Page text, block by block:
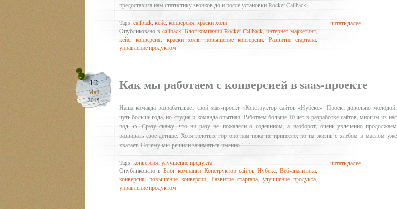
предоставила нам статистику звонков до и после установки Rocket Callback.
Tags:callback,кейс,конверсия,краски холи
Опубликовано вcallback Блог компании Rocket Callback,интернет-маркетинг
кейс ,конверсия краски холи повышение конверсии Развитие стартапа
управление продуктом
читать далее
12
Май
2015
Как мы работаем с конверсией в saas-проекте
Наша команда разрабатывает свой saas-проект «Конструктор сайтов «Нубекс». Проект довольно молодой,
чуть больше года, но студия и команда опытная. Работаем больше 10 лет в разработке сайтов, многим из нас
под 35. Сразу скажу, что ни разу не пожалели о содеянном, а наоборот, очень увлеченно продолжаем
развивать свое детище. Хотя золотых гор оно нам пока не принесло, но на жизнь с хлебом и маслом уже
хватает. Почему мы решили заниматься именно […]
Tags:конверсия,улучшение продукта
Опубликовано вБлог компании Конструктор сайтов Нубекс,Веб-аналитика,
конверсия, повышение конверсии, Развитие стартапа, улучшение продукта,
управление продуктом
читать далее